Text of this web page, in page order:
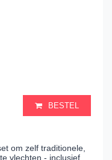
BESTEL
om zelf traditionele,
vlechten - inclusief